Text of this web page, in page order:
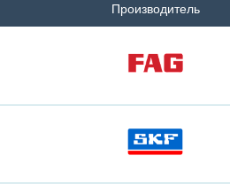
Производитель